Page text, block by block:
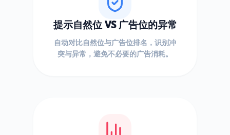
提示自然位 VS 广告位的异常
自动对比自然位与广告位排名，识别冲
突与异常，避免不必要的广告消耗。